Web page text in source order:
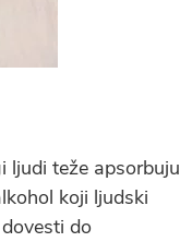
ljudi teže apsorbuju
koji ljudski
do